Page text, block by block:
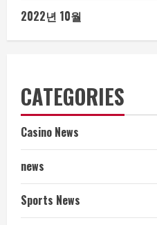
2022년 10월
CATEGORIES
Casino News
news
Sports News